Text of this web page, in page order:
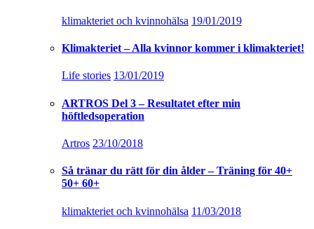
klimakteriet och kvinnohälsa 19/01/2019
Klimakteriet – Alla kvinnor kommer i klimakteriet!
Life stories 13/01/2019
ARTROS Del 3 – Resultatet efter min
höftledsoperation
Artros 23/10/2018
Så tränar du rätt för din ålder – Träning för 40+
50+ 60+
klimakteriet och kvinnohälsa 11/03/2018